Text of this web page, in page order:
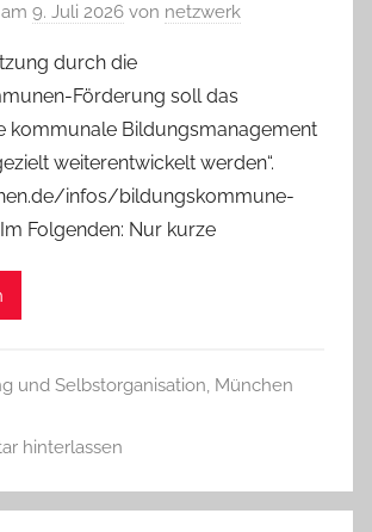
9. Juli 2026 von netzwerk
durch die
Förderung soll das
kommunale Bildungsmanagement
weiterentwickelt werden“.
infos/bildungskommune-
Folgenden: Nur kurze
und Selbstorganisation, München
hinterlassen